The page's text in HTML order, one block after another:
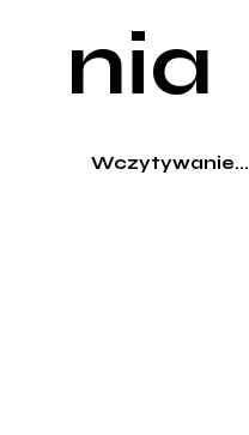
nia
Wczytywanie...